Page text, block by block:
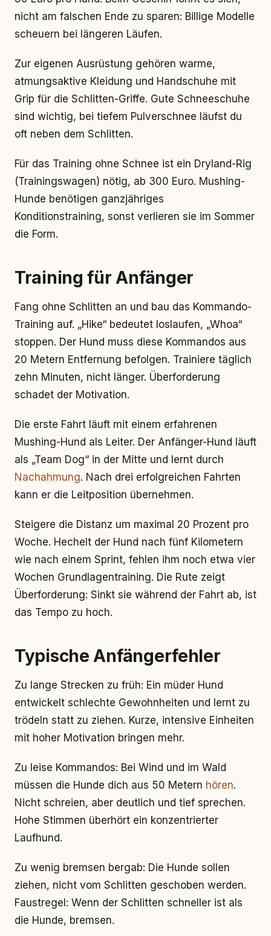
nicht am falschen Ende zu sparen: Billige Modelle
scheuern bei längeren Läufen.
Zur eigenen Ausrüstung gehören warme,
atmungsaktive Kleidung und Handschuhe mit
Grip für die Schlitten-Griffe. Gute Schneeschuhe
sind wichtig, bei tiefem Pulverschnee läufst du
oft neben dem Schlitten.
Für das Training ohne Schnee ist ein Dryland-Rig
(Trainingswagen) nötig, ab 300 Euro. Mushing-
Hunde benötigen ganzjähriges
Konditionstraining, sonst verlieren sie im Sommer
die Form.
Training für Anfänger
Fang ohne Schlitten an und bau das Kommando-
Training auf. „Hike“ bedeutet loslaufen, „Whoa“
stoppen. Der Hund muss diese Kommandos aus
20 Metern Entfernung befolgen. Trainiere täglich
zehn Minuten, nicht länger. Überforderung
schadet der Motivation.
Die erste Fahrt läuft mit einem erfahrenen
Mushing-Hund als Leiter. Der Anfänger-Hund läuft
als „Team Dog“ in der Mitte und lernt durch
Nachahmung. Nach drei erfolgreichen Fahrten
kann er die Leitposition übernehmen.
Steigere die Distanz um maximal 20 Prozent pro
Woche. Hechelt der Hund nach fünf Kilometern
wie nach einem Sprint, fehlen ihm noch etwa vier
Wochen Grundlagentraining. Die Rute zeigt
Überforderung: Sinkt sie während der Fahrt ab, ist
das Tempo zu hoch.
Typische Anfängerfehler
Zu lange Strecken zu früh: Ein müder Hund
entwickelt schlechte Gewohnheiten und lernt zu
trödeln statt zu ziehen. Kurze, intensive Einheiten
mit hoher Motivation bringen mehr.
Zu leise Kommandos: Bei Wind und im Wald
müssen die Hunde dich aus 50 Metern hören.
Nicht schreien, aber deutlich und tief sprechen.
Hohe Stimmen überhört ein konzentrierter
Laufhund.
Zu wenig bremsen bergab: Die Hunde sollen
ziehen, nicht vom Schlitten geschoben werden.
Faustregel: Wenn der Schlitten schneller ist als
die Hunde, bremsen.